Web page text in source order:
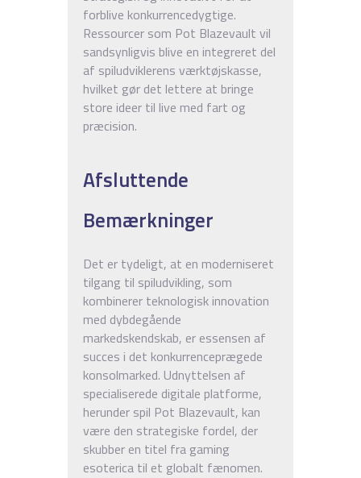
forblive konkurrencedygtige.
Ressourcer som Pot Blazevault vil
sandsynligvis blive en integreret del
af spiludviklerens værktøjskasse,
hvilket gør det lettere at bringe
store ideer til live med fart og
præcision.
Afsluttende
Bemærkninger
Det er tydeligt, at en moderniseret
tilgang til spiludvikling, som
kombinerer teknologisk innovation
med dybdegående
markedskendskab, er essensen af
succes i det konkurrenceprægede
konsolmarked. Udnyttelsen af
specialiserede digitale platforme,
herunder spil Pot Blazevault, kan
være den strategiske fordel, der
skubber en titel fra gaming
esoterica til et globalt fænomen.